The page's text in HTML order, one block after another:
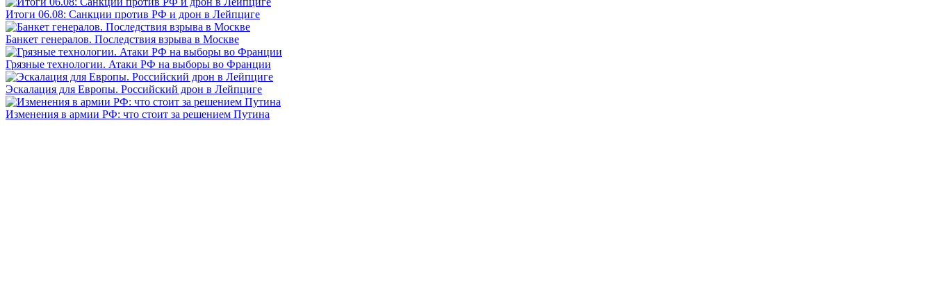
Итоги 06.08: Санкции против РФ и дрон в Лейпциге
Банкет генералов. Последствия взрыва в Москве
Грязные технологии. Атаки РФ на выборы во Франции
Эскалация для Европы. Российский дрон в Лейпциге
Изменения в армии РФ: что стоит за решением Путина